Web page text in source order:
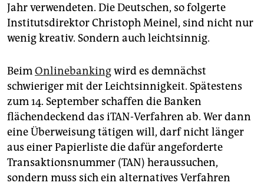
genossenschaft
epaper login
Jahr verwendeten. Die Deutschen, so folgerte
Institutsdirektor Christoph Meinel, sind nicht nur
wenig kreativ. Sondern auch leichtsinnig.
BeimOnlinebankingwird es demnächst
schwieriger mit der Leichtsinnigkeit. Spätestens
zum 14. September schaffen die Banken
flächendeckend das iTAN-Verfahren ab. Wer dann
eine Überweisung tätigen will, darf nicht länger
aus einer Papierliste die dafür angeforderte
Transaktionsnummer (TAN) heraussuchen,
sondern muss sich ein alternatives Verfahren